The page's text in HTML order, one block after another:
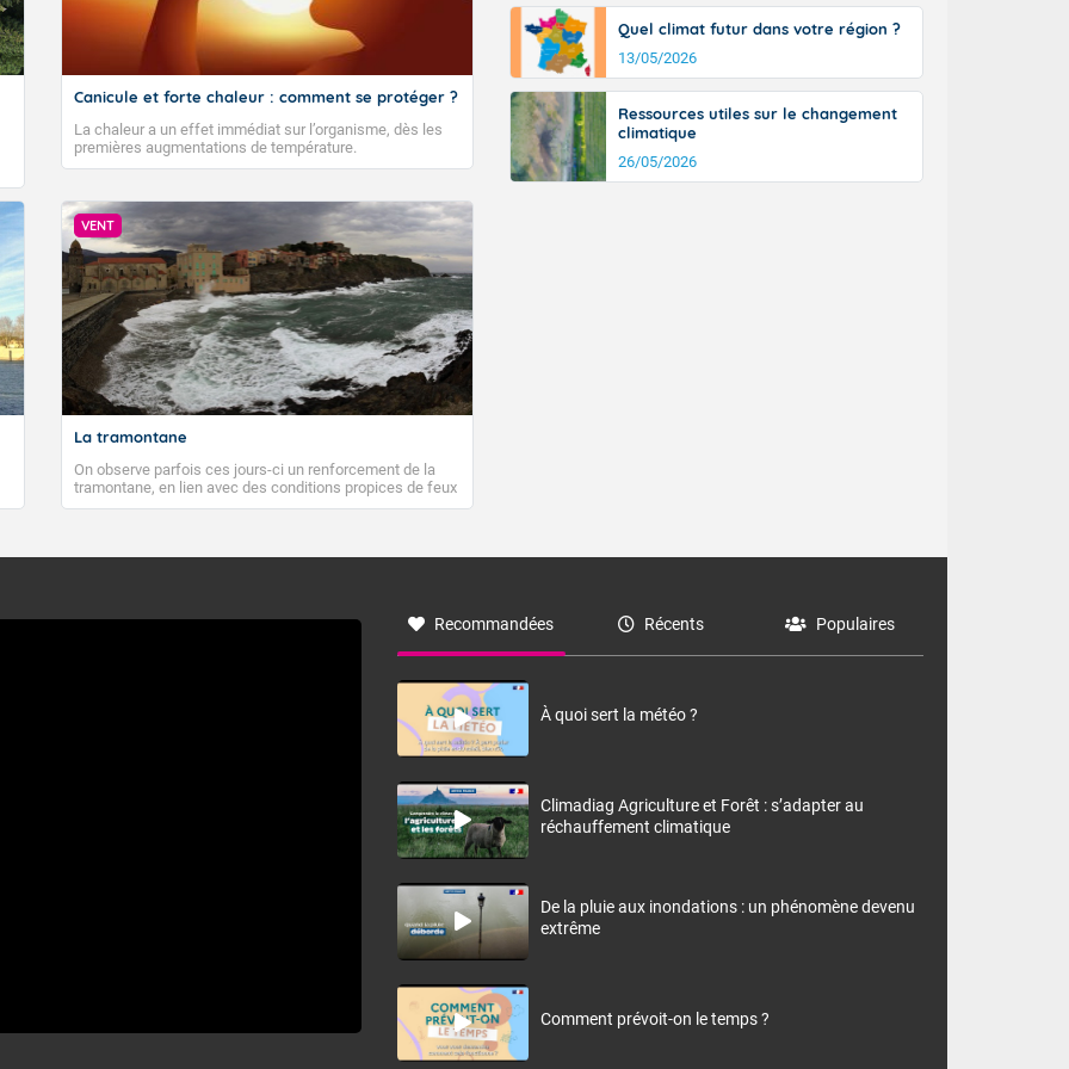
Canicule et forte chaleur : comment se protéger ?
La chaleur a un effet immédiat sur l’organisme, dès les
premières augmentations de température.
VENT
La tramontane
On observe parfois ces jours-ci un renforcement de la
tramontane, en lien avec des conditions propices de feux
de forêt. Mais qu'est-ce que la tramontane ? Quelles sont
à nord-ouest, dans un secteur qui part du Roussillon à la
monts, en allusion aux régions montagneuses d’où
Quel climat futur dans votre région ?
13/05/2026
Ressources utiles sur le changement
climatique
26/05/2026
Recommandées Récents Populaires
À quoi sert la météo ?
Climadiag Agriculture et Forêt : s’adapter au
réchauffement climatique
De la pluie aux inondations : un phénomène devenu
extrême
Comment prévoit-on le temps ?